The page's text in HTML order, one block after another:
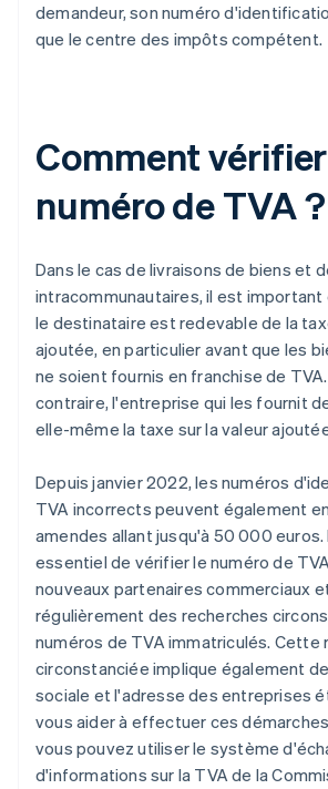
demandeur, son numéro
que le centre des impôts compétent.
Comment
numéro de TVA ?
Dans le cas de livraisons de biens et
intracommunautaires, il est important
le destinataire est redevable de la
ajoutée, en particulier avant que les
ne soient fournis en franchise de
contraire, l'entreprise qui les fournit
elle-même la taxe sur la valeur
Depuis janvier 2022, les numéros
TVA incorrects peuvent également
amendes allant jusqu'à 50 000 euros.
essentiel de vérifier le numéro de
nouveaux partenaires commerciaux
régulièrement des recherches
numéros de TVA immatriculés. Cette
circonstanciée implique également
sociale et l'adresse des entreprises
vous aider à effectuer ces
vous pouvez utiliser le système
d'informations sur la TVA de la